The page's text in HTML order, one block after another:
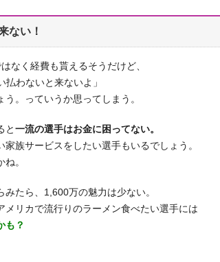
ない！
なく経費も貰えるそうだけど、
払わないと来ないよ」
。っていうか思ってしまう。
と一流の選手はお金に困ってない。
族サービスをしたい選手もいるでしょう。
。
たら、1,600万の魅力は少ない。
メリカで流行りのラーメン食べたい選手には
も？